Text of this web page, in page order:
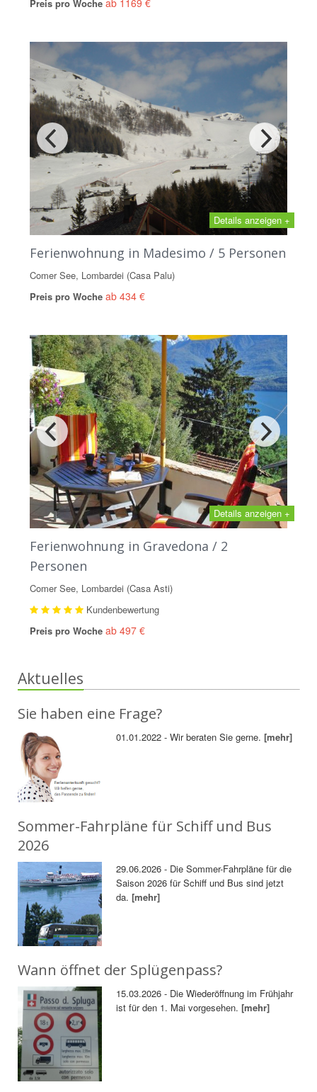
Preis pro Woche
Details anzeigen +
Ferienwohnung in Madesimo / 5 Personen
Comer See, Lombardei (Casa Palu)
Preis pro Woche ab 434 €
Details anzeigen +
Ferienwohnung in Gravedona / 2
Personen
Comer See, Lombardei (Casa Asti)
Kundenbewertung
Preis pro Woche ab 497 €
Aktuelles
Sie haben eine Frage?
01.01.2022 - Wir beraten Sie gerne.[mehr]
Sommer-Fahrpläne für Schiff und Bus
2026
29.06.2026 - Die Sommer-Fahrpläne für die
Saison 2026 für Schiff und Bus sind jetzt
da.[mehr]
Wann öffnet der Splügenpass?
15.03.2026 - Die Wiederöffnung im Frühjahr
ist für den 1. Mai vorgesehen.[mehr]